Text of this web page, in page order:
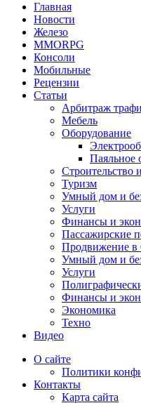
Главная
Новости
Железо
MMORPG
Консоли
Мобильные
Рецензии
Статьи
Арбитраж
Мебель
Оборудование
Паяльное
Строительство
Туризм
Умный дом и
Услуги
Финансы и
Пассажирские
Продвижение в
Умный дом и
Услуги
Финансы и
Экономика
Техно
Видео
О сайте
Политики
Контакты
Карта сайта